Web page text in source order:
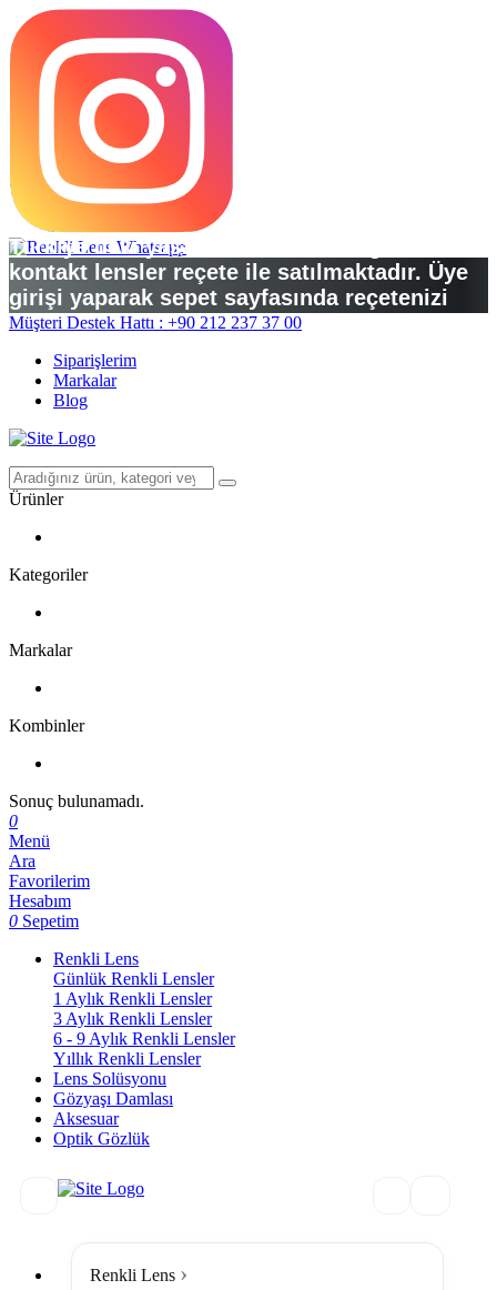
Türkiye’deki yasal düzenlemelere göre
kontakt lensler reçete ile satılmaktadır. Üye
girişi yaparak sepet sayfasında reçetenizi
yükleyebilirsiniz.
Müşteri Destek Hattı : +90 212 237 37 00
Siparişlerim
Markalar
Blog
Ürünler
Kategoriler
Markalar
Kombinler
Sonuç bulunamadı.
0
Menü
Ara
Favorilerim
Hesabım
0 Sepetim
Renkli Lens
Günlük Renkli Lensler
1 Aylık Renkli Lensler
3 Aylık Renkli Lensler
6 - 9 Aylık Renkli Lensler
Yıllık Renkli Lensler
Lens Solüsyonu
Gözyaşı Damlası
Aksesuar
Optik Gözlük
Renkli Lens